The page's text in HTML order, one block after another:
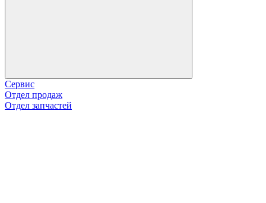
Сервис
Отдел продаж
Отдел запчастей